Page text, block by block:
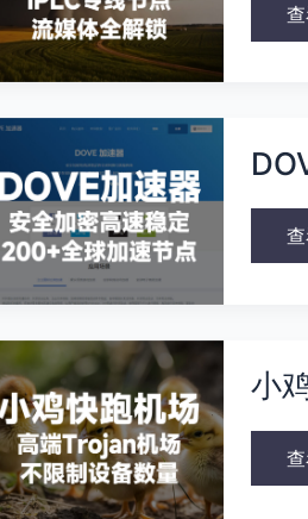
加
速
器
小
鸡
快
跑